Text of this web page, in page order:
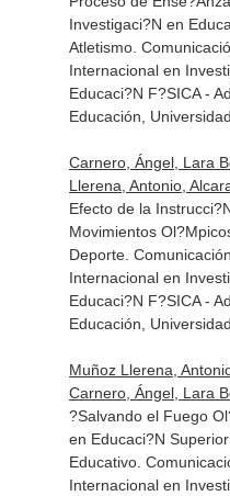
Investigaci?N en
Atletismo.
Internacional en
Educaci?N F?SICA -
Educación,
Carnero, Ángel, Lara
Llerena, Antonio,
Efecto de la
Movimientos
Deporte.
Internacional en
Educaci?N F?SICA -
Educación,
Muñoz Llerena,
Carnero, Ángel, Lara
?Salvando el Fuego
en Educaci?N
Educativo.
Internacional en